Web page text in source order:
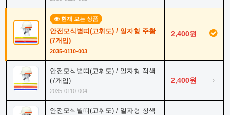
현재 보는 상품
안전모식별띠(고휘도) / 일자형 주황
(7개입)
2035-0110-003
2,400원
안전모식별띠(고휘도) / 일자형 적색
(7개입)
2035-0110-004
2,400원 ›
안전모식별띠(고휘도) / 일자형 청색